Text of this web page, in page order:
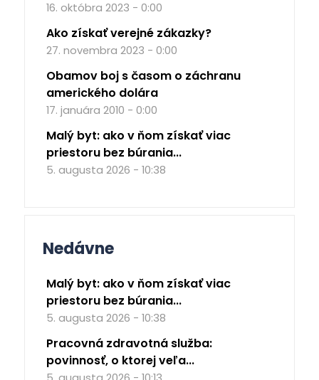
16. októbra 2023 - 0:00
Ako získať verejné zákazky?
27. novembra 2023 - 0:00
Obamov boj s časom o záchranu
amerického dolára
17. januára 2010 - 0:00
Malý byt: ako v ňom získať viac
priestoru bez búrania...
5. augusta 2026 - 10:38
Nedávne
Malý byt: ako v ňom získať viac
priestoru bez búrania...
5. augusta 2026 - 10:38
Pracovná zdravotná služba:
povinnosť, o ktorej veľa...